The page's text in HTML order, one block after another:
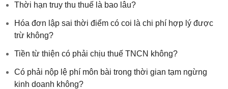
Thời hạn truy thu thuế là bao lâu?
Hóa đơn lập sai thời điểm có coi là chi phí hợp lý được
trừ không?
Tiền từ thiện có phải chịu thuế TNCN không?
Có phải nộp lệ phí môn bài trong thời gian tạm ngừng
kinh doanh không?